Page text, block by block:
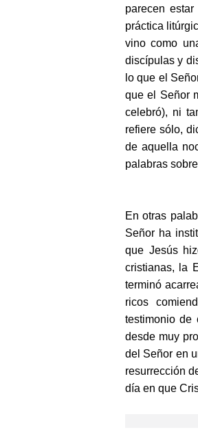
parecen
práctica
vino como
discípulas y
lo que el
que el Señor
celebró), ni
refiere sólo,
de aquella
palabras
En otras
Señor ha
que Jesús
cristianas, la
terminó
ricos
testimonio de
desde muy
del Señor en
resurrección
día en que